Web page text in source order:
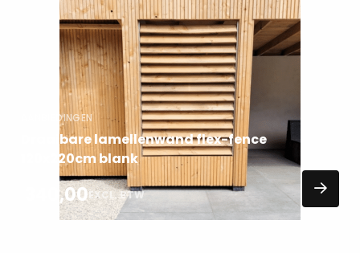
AANBIEDINGEN
Draaibare lamellenwand flex-fence
120x220cm blank
340,00EXCL. BTW